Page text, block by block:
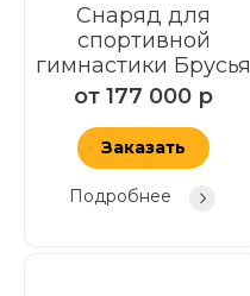
Снаряд для
спортивной
гимнастики Брусья
от177 000 р
Заказать
Подробнее